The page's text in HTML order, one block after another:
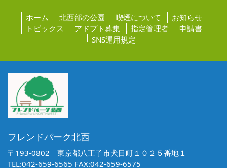
ホーム 北西部の公園 喫煙について
お知らせ
トピックス
アドプト募集 指定管理者
申請書
SNS運用規定
フレンドパーク北西
〒193-0802 東京都八王子市犬目町１０２５番地１
TEL:042-659-6565 FAX:042-659-6575